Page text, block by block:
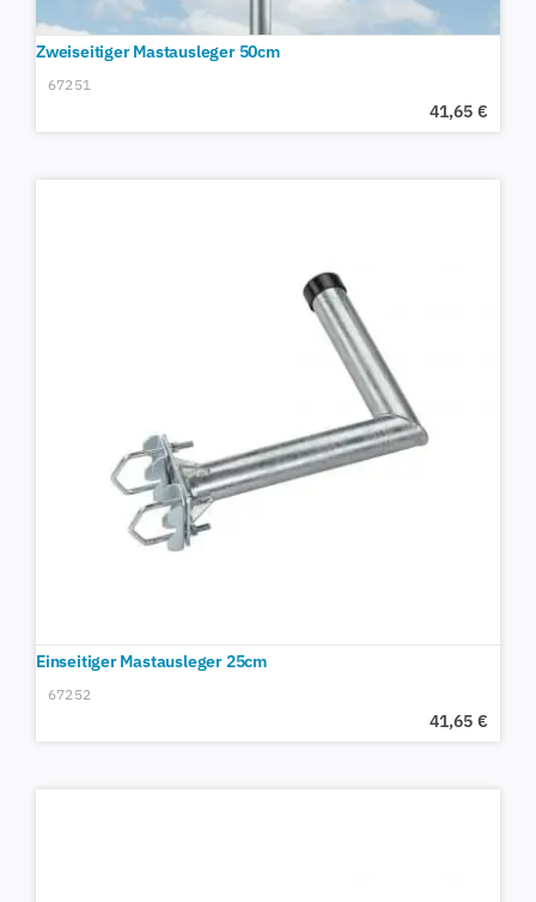
Zweiseitiger Mastausleger 50cm
67251
41,65 €
Einseitiger Mastausleger 25cm
67252
41,65 €